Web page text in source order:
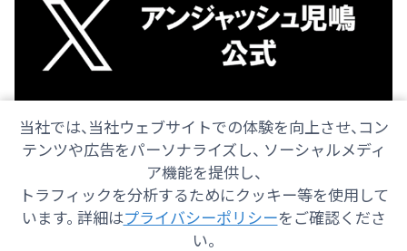
当社では、当社ウェブサイトでの体験を向上させ、コン
テンツや広告をパーソナライズし、 ソーシャルメディ
ア機能を提供し、
トラフィックを分析するためにクッキー等を使用して
います。 詳細はプライバシーポリシーをご確認くださ
い。
会社情報 採用情報 ご意見・ご感想
防災情報
番組情報